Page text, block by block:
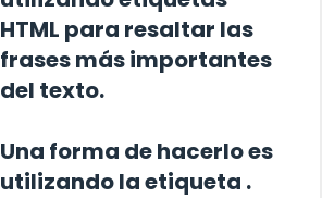
HTML para resaltar las
frases más importantes
del texto.
Una forma de hacerlo es
utilizando la etiqueta .